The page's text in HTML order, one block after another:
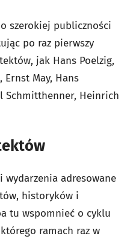
szerokiej publiczności
po raz pierwszy
jak Hans Poelzig,
Ernst May, Hans
Schmitthenner, Heinrich
wydarzenia adresowane
historyków i
tu wspomnieć o cyklu
ramach raz w